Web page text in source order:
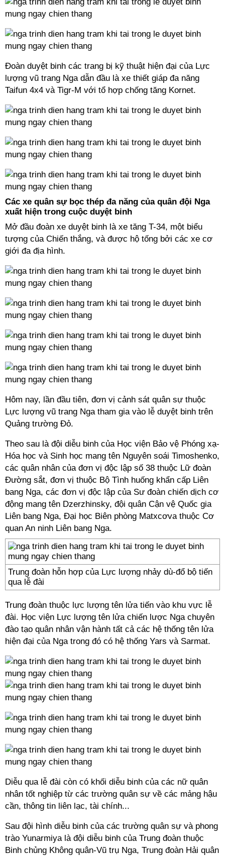
Đoàn duyệt binh các trang bị kỹ thuật hiện đại của Lực
lượng vũ trang Nga dẫn đầu là xe thiết giáp đa năng
Taifun 4x4 và Tigr-M với tổ hợp chống tăng Kornet.
Các xe quân sự bọc thép đa năng của quân đội Nga
xuất hiện trong cuộc duyệt binh
Mở đầu đoàn xe duyệt binh là xe tăng T-34, một biểu
tượng của Chiến thắng, và được hộ tống bởi các xe cơ
giới đa địa hình.
Hôm nay, lần đầu tiên, đơn vị cảnh sát quân sự thuộc
Lực lượng vũ trang Nga tham gia vào lễ duyệt binh trên
Quảng trường Đỏ.
Theo sau là đội diễu binh của Học viện Bảo vệ Phóng xạ-
Hóa học và Sinh học mang tên Nguyên soái Timoshenko,
các quân nhân của đơn vị độc lập số 38 thuộc Lữ đoàn
Đường sắt, đơn vị thuộc Bộ Tình huống khẩn cấp Liên
bang Nga, các đơn vị độc lập của Sư đoàn chiến dịch cơ
động mang tên Dzerzhinsky, đội quân Cận vệ Quốc gia
Liên bang Nga, Đại học Biên phòng Matxcơva thuộc Cơ
quan An ninh Liên bang Nga.
Trung đoàn hỗn hợp của Lực lượng nhảy dù-đổ bộ tiến
qua lễ đài
Trung đoàn thuộc lực lượng tên lửa tiến vào khu vực lễ
đài. Học viện Lực lượng tên lửa chiến lược Nga chuyên
đào tạo quân nhân vận hành tất cả các hệ thống tên lửa
hiện đại của Nga trong đó có hệ thống Yars và Sarmat.
Diễu qua lễ đài còn có khối diễu binh của các nữ quân
nhân tốt nghiệp từ các trường quân sự về các mảng hậu
cần, thông tin liên lạc, tài chính...
Sau đội hình diễu binh của các trường quân sự và phong
trào Yunarmiya là đội diễu binh của Trung đoàn thuộc
Binh chủng Không quân-Vũ trụ Nga, Trung đoàn Hải quân